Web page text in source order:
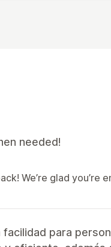
needed!
We’re glad
para